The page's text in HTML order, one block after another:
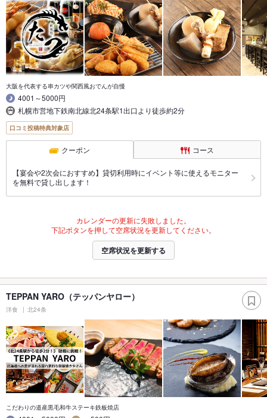
大阪を代表する串カツや関西風おでんが自慢
4001～5000円
札幌市営地下鉄南北線北24条駅1出口より徒歩約2分
口コミ投稿特典対象店
クーポン コース
【宴会や2次会におすすめ】貸切利用時にイベント等に使えるモニター
を無料で貸し出します！
カレンダーの更新に失敗しました。
下記ボタンを押して空席状況を更新してください。
空席状況を更新する
TEPPAN YARO（テッパンヤロー）
洋食 北24条
こだわりの道産黒毛和牛ステーキ鉄板焼店